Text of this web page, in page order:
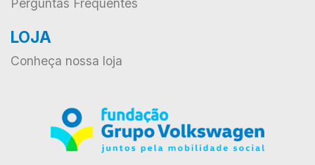
LOJA
Conheça nossa loja